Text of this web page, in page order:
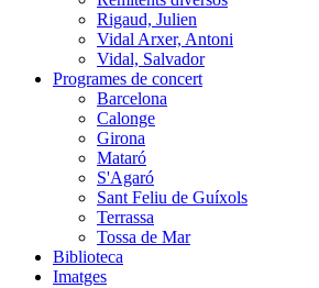
Rigaud, Julien
Vidal Arxer, Antoni
Vidal, Salvador
Programes de concert
Barcelona
Calonge
Girona
Mataró
S'Agaró
Sant Feliu de Guíxols
Terrassa
Tossa de Mar
Biblioteca
Imatges